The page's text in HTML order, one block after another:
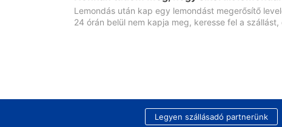
Lemondás után kap egy lemondást megerősítő
24 órán belül nem kapja meg, keresse fel a
Legyen szállásadó partnerünk